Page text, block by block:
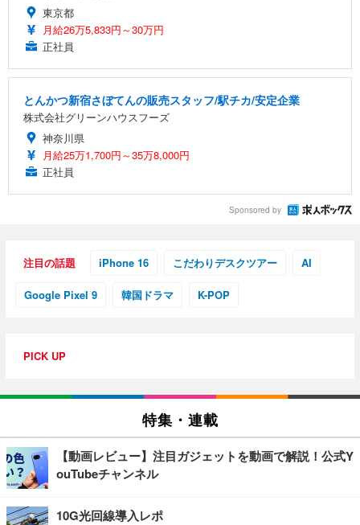
東京都
月給26万5,833円～30万円
正社員
とんかつ新宿さぼてんの販売スタッフ/駅チカ/安定企業
株式会社グリーンハウスフーズ
神奈川県
月給25万1,700円～35万8,000円
正社員
Sponsored by
注目の話題 iPhone 16 こだわりデスクツアー AI
Google Pixel 9 韓国ドラマ K-POP
PICK UP
特集・連載
【動画レビュー】注目ガジェットを動画で解説！公式Y
ouTubeチャンネル
10G光回線導入レポ